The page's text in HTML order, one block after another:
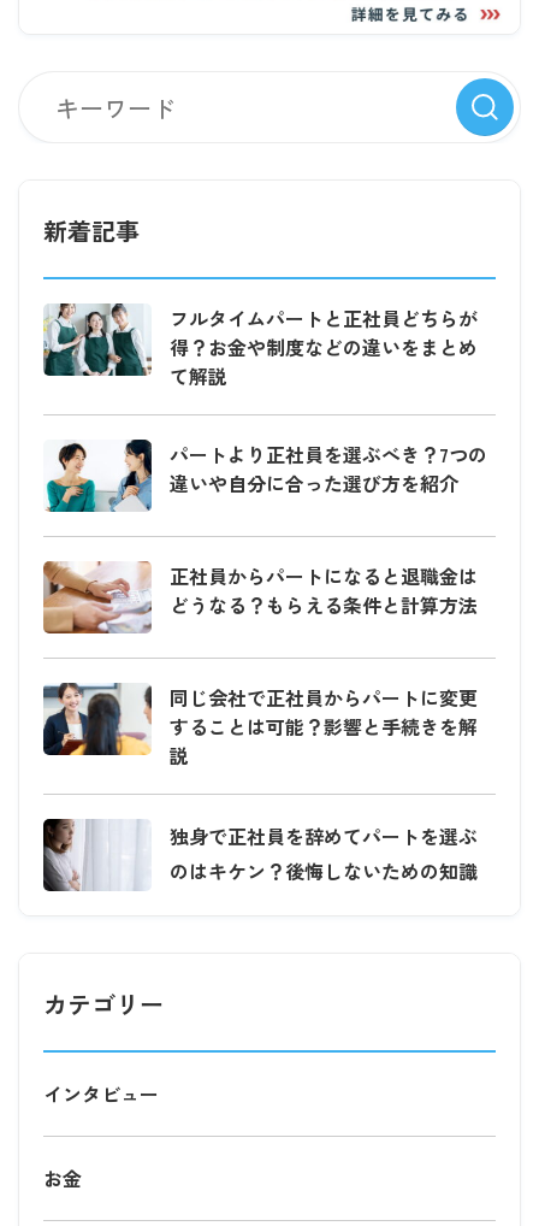
新着記事
フルタイムパートと正社員どちらが
得？お金や制度などの違いをまとめ
て解説
パートより正社員を選ぶべき？7つの
違いや自分に合った選び方を紹介
正社員からパートになると退職金は
どうなる？もらえる条件と計算方法
同じ会社で正社員からパートに変更
することは可能？影響と手続きを解
説
独身で正社員を辞めてパートを選ぶ
のはキケン？後悔しないための知識
カテゴリー
インタビュー
お金